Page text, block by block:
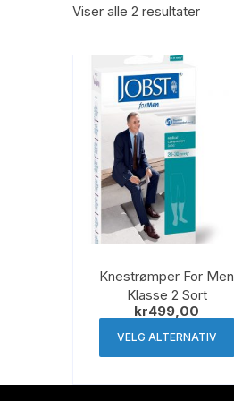
Viser alle 2 resultater
Knestrømper For Men
Klasse 2 Sort
kr499,00
VELG ALTERNATIV